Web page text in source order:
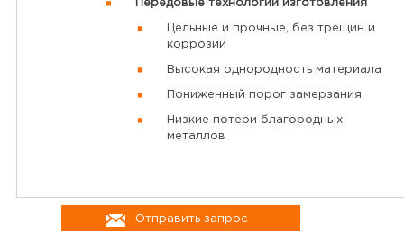
Передовые технологии изготовления
Цельные и прочные, без трещин и
коррозии
Высокая однородность материала
Пониженный порог замерзания
Низкие потери благородных
металлов
Отправить запрос